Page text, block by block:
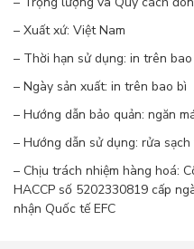
thiện tâm trạng.
2.2. Tăng Cường Hệ Miễn
Một trong những lợi ích
Lạt là khả năng tăng
đỏ chứa nhiều hợp
kích thích hệ miễn dịch
– Xuất xứ: Việt Nam
– Thời hạn sử dụng: in trên
– Ngày sản xuất: in trên bao bì
– Hướng dẫn bảo quản: ngăn
– Hướng dẫn sử dụng: rửa
– Chịu trách nhiệm hàng hoá:
HACCP số 5202330819 cấp
nhận Quốc tế EFC